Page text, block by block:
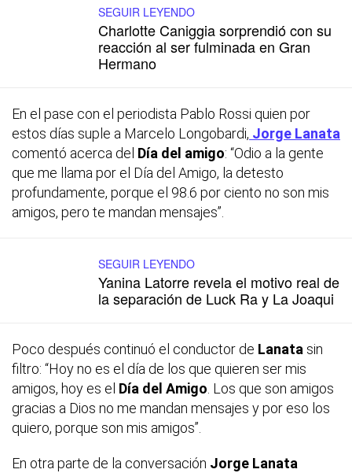
SEGUIR LEYENDO
Charlotte Caniggia sorprendió con su
reacción al ser fulminada en Gran
Hermano
En el pase con el periodista Pablo Rossi quien por
estos días suple a Marcelo Longobardi, Jorge Lanata
comentó acerca del Día del amigo: “Odio a la gente
que me llama por el Día del Amigo, la detesto
profundamente, porque el 98.6 por ciento no son mis
amigos, pero te mandan mensajes”.
SEGUIR LEYENDO
Yanina Latorre revela el motivo real de
la separación de Luck Ra y La Joaqui
Poco después continuó el conductor de Lanata sin
filtro: “Hoy no es el día de los que quieren ser mis
amigos, hoy es el Día del Amigo . Los que son amigos
gracias a Dios no me mandan mensajes y por eso los
quiero, porque son mis amigos”.
En otra parte de la conversación Jorge Lanata